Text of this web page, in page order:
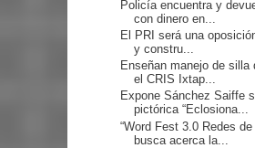
Policía encuentra y
con dinero en...
El PRI será una
y constru...
Enseñan manejo de silla
el CRIS Ixtap...
Expone Sánchez Saiffe
pictórica “Eclosiona...
“Word Fest 3.0 Redes de
busca acerca la...